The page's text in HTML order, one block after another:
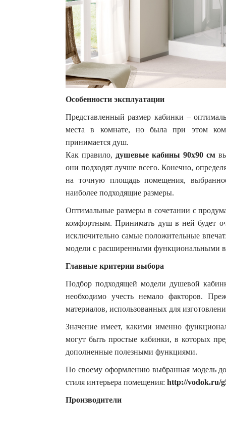
Особенности эксплуатации
Представленный размер кабинки –
места в комнате, но была при этом
принимается душ.
Как правило, душевые кабины 90х90 см
они подходят лучше всего. Конечно,
на точную площадь помещения,
наиболее подходящие размеры.
Оптимальные размеры в сочетании с
комфортным. Принимать душ в ней будет
исключительно самые положительные
модели с расширенными функциональными
Главные критерии выбора
Подбор подходящей модели душевой
необходимо учесть немало факторов.
материалов, использованных для
Значение имеет, какими именно
могут быть простые кабинки, в которых
дополненные полезными функциями.
По своему оформлению выбранная модель
стиля интерьера помещения: http://vodok.ru/
Производители